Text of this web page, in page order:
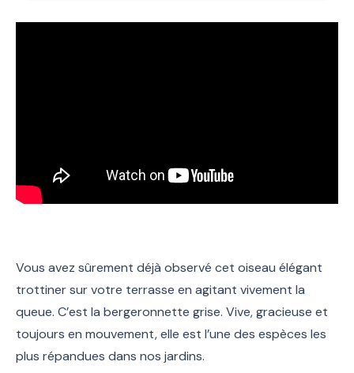
Vous avez sûrement déjà observé cet oiseau élégant
trottiner sur votre terrasse en agitant vivement la
queue. C’est la bergeronnette grise. Vive, gracieuse et
toujours en mouvement, elle est l’une des espèces les
plus répandues dans nos jardins.